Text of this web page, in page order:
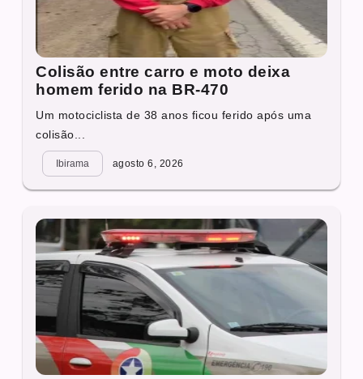
Colisão entre carro e moto deixa
homem ferido na BR-470
Um motociclista de 38 anos ficou ferido após uma
colisão...
Ibirama agosto 6, 2026